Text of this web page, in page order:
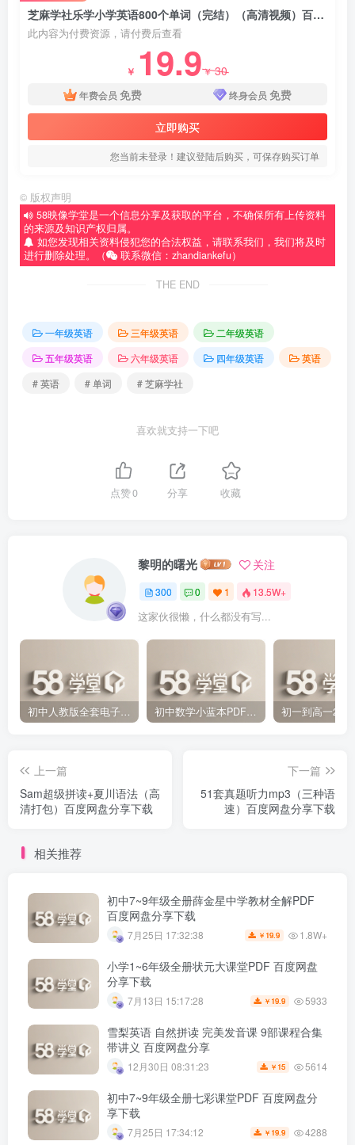
芝麻学社乐学小学英语800个单词（完结）（高清视频）百度网盘分享下载
此内容为付费资源，请付费后查看
￥ 19.9￥30
年费会员 免费 终身会员 免费
立即购买
您当前未登录！建议登陆后购买，可保存购买订单
© 版权声明
58映像学堂是一个信息分享及获取的平台，不确保所有上传资料
的来源及知识产权归属。
如您发现相关资料侵犯您的合法权益，请联系我们，我们将及时
进行删除处理。（
联系微信：zhandiankefu）
THE END
一年级英语 三年级英语
二年级英语
五年级英语
六年级英语 四年级英语
英语
# 英语
# 单词 # 芝麻学社
喜欢就支持一下吧
点赞0 分享 收藏
黎明的曙光 关注
300 0 1 13.5W+
这家伙很懒，什么都没有写...
初中人教版全套电子课本 百度网盘分享下载 初中数学小蓝本PDF电子版（压缩打包）百度网盘分享下载
上一篇
Sam超级拼读+夏川语法（高
清打包）百度网盘分享下载
下一篇
51套真题听力mp3（三种语
速）百度网盘分享下载
相关推荐
初中7~9年级全册薛金星中学教材全解PDF
百度网盘分享下载
7月25日 17:32:38 ￥ 19.9 1.8W+
小学1~6年级全册状元大课堂PDF 百度网盘
分享下载
7月13日 15:17:28 ￥ 19.9 5933
雪梨英语 自然拼读 完美发音课 9部课程合集
带讲义 百度网盘分享
12月30日 08:31:23 ￥ 15 5614
初中7~9年级全册七彩课堂PDF 百度网盘分
享下载
7月25日 17:34:12 ￥ 19.9 4288